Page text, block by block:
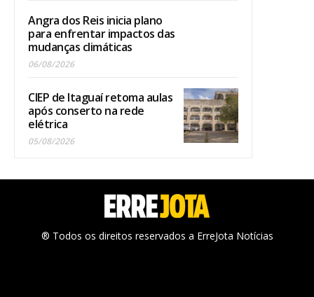
Angra dos Reis inicia plano
para enfrentar impactos das
mudanças climáticas
06/08/2026
CIEP de Itaguaí retoma aulas
após conserto na rede
elétrica
05/08/2026
® Todos os direitos reservados a ErreJota Notícias